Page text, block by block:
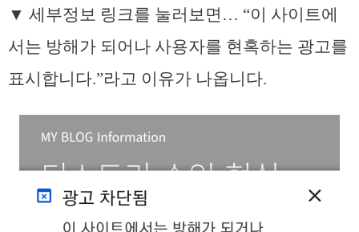
▼ 세부정보 링크를 눌러보면… “이 사이트에
서는 방해가 되어나 사용자를 현혹하는 광고를
표시합니다.”라고 이유가 나옵니다.